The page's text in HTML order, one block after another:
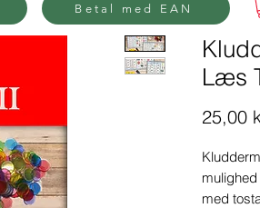
Læs
25,00
med
Betal med EAN